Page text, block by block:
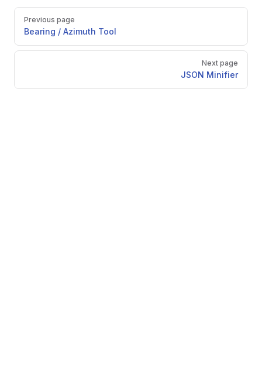
Pager
Previous page
Bearing / Azimuth Tool
Next page
JSON Minifier